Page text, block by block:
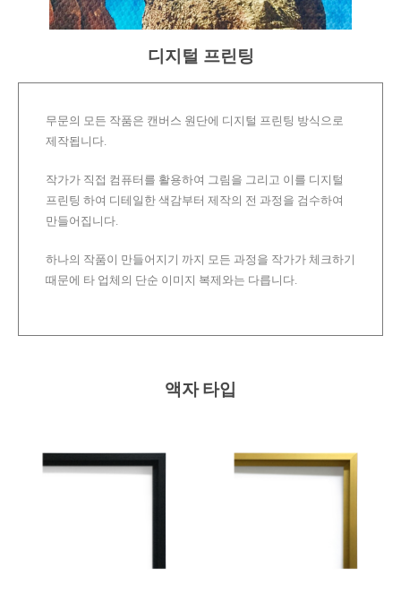
디지털 프린팅
무문의 모든 작품은 캔버스 원단에 디지털 프린팅 방식으로
제작됩니다.
작가가 직접 컴퓨터를 활용하여 그림을 그리고 이를 디지털
프린팅 하여 디테일한 색감부터 제작의 전 과정을 검수하여
만들어집니다.
하나의 작품이 만들어지기 까지 모든 과정을 작가가 체크하기
때문에 타 업체의 단순 이미지 복제와는 다릅니다.
액자 타입